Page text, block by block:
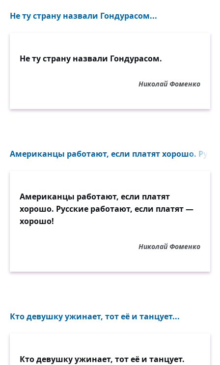
Не ту страну назвали Гондурасом...
Не ту страну назвали Гондурасом.
Николай Фоменко
Американцы работают, если платят хорошо.
Американцы работают, если платят
хорошо. Русские работают, если платят —
хорошо!
Николай Фоменко
Кто девушку ужинает, тот её и танцует...
Кто девушку ужинает, тот её и танцует.